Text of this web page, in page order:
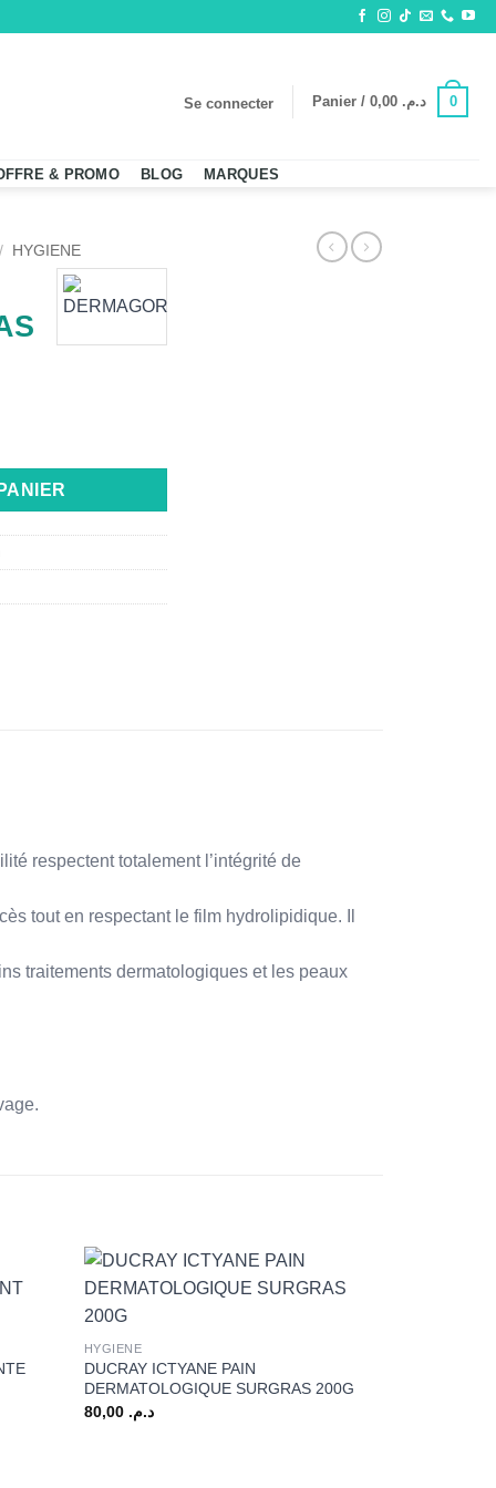
Se connecter Panier / د.م. 0
& PROMO BLOG MARQUES
/ HYGIENE
SURGRAS
respectent totalement l’intégrité de
tout en respectant le film hydrolipidique. Il
traitements dermatologiques et les peaux
+
HYGIENE
DUCRAY ICTYANE PAIN
DERMATOLOGIQUE SURGRAS 200G
د.م. 80,00